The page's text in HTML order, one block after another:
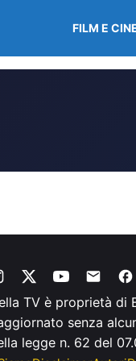
FILM E
è proprietà di
senza
legge n. 62 del